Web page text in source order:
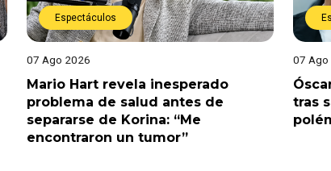
Espectáculos
07 Ago 2026
Mario Hart revela inesperado
problema de salud antes de
separarse de Korina: “Me
encontraron un tumor”
07 Ago
tras